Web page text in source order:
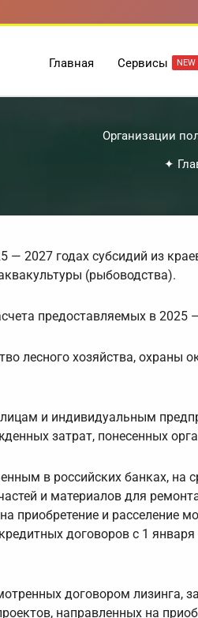
Главная Cервисы NEW
Организации
✦
— 2027 годах субсидий из
(рыбоводства).
предоставляемых в 2025
лесного хозяйства,
и индивидуальным
затрат, понесенных
в российских банках, на
и материалов для
приобретение и расселение
договоров с 1
договором лизинга,
направленных на